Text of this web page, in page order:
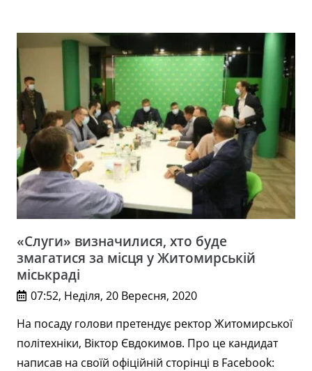
«Слуги» визначилися, хто буде
змагатися за місця у Житомирській
міськраді
07:52, Неділя, 20 Вересня, 2020
На посаду голови претендує ректор Житомирської
політехніки, Віктор Євдокимов. Про це кандидат
написав на своїй офіційній сторінці в Facebook: